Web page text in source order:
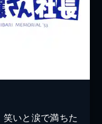
いと涙で満ちた